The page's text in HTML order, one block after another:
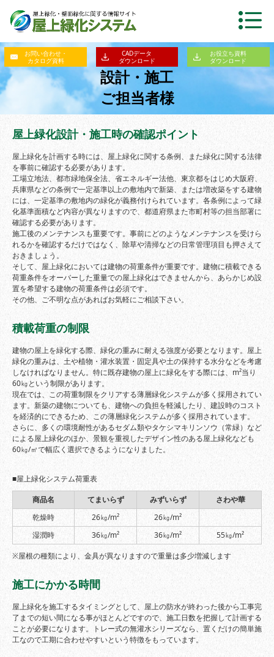
お問い合わせ・
カタログ資料
CADデータ
ダウンロード
お役立ち資料
ダウンロード
設計・施工
ご担当者様
屋上緑化設計・施工時の確認ポイント
屋上緑化を計画する時には、屋上緑化に関する条例、また緑化に関する法律
を事前に確認する必要があります。
工場立地法、都市緑地保全法、省エネルギー法他、東京都をはじめ大阪府、
兵庫県などの条例で一定基準以上の敷地内で新築、または増改築をする建物
には、一定基準の敷地内の緑化が義務付けられています。各条例によって緑
化基準面積など内容が異なりますので、都道府県また市町村等の担当部署に
確認する必要があります。
施工後のメンテナンスも重要です。事前にどのようなメンテナンスを受けら
れるかを確認するだけではなく、除草や清掃などの日常管理項目も押さえて
おきましょう。
そして、屋上緑化においては建物の荷重条件が重要です。建物に積載できる
荷重条件をオーバーした重量での屋上緑化はできませんから、あらかじめ設
置を希望する建物の荷重条件は必須です。
その他、ご不明な点があればお気軽にご相談下さい。
積載荷重の制限
建物の屋上を緑化する際、緑化の重みに耐える強度が必要となります。屋上
緑化の重みは、土や植物・灌水装置・固定具や土の保持する水分などを考慮
しなければなりません。特に既存建物の屋上に緑化をする際には、m²当り
60㎏という制限があります。
現在では、この荷重制限をクリアする薄層緑化システムが多く採用されてい
ます。新築の建物についても、建物への負担を軽減したり、建設時のコスト
を経済的にできるため、この薄層緑化システムが多く採用されています。
さらに、多くの環境耐性があるセダム類やタケシマキリンソウ（常緑）など
による屋上緑化のほか、景観を重視したデザイン性のある屋上緑化なども
60㎏/㎡で幅広く選択できるようになりました。
■屋上緑化システム荷重表
商品名
てまいらず みずいらず
さわや華
乾燥時
26㎏/m²
26㎏/m²
湿潤時
36㎏/m² 36㎏/m²
55㎏/m²
※屋根の種類により、金具が異なりますので重量は多少増減します
施工にかかる時間
屋上緑化を施工するタイミングとして、屋上の防水が終わった後から工事完
了までの短い間になる事がほとんどですので、施工日数を把握して計画する
ことが必要になります。トレー式の無灌水シリーズなら、置くだけの簡単施
工なので工期に合わせやすいという特徴をもっています。